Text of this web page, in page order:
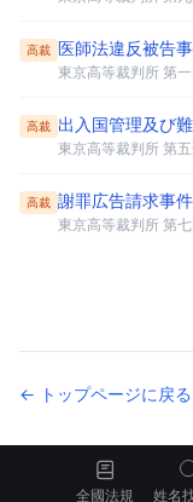
高裁 医師法違反被告
東京高等裁判所 第
高裁 出入国管理及び
東京高等裁判所 第
高裁 謝罪広告請求事件
東京高等裁判所 第
← トップページに戻る
全國法規 姓名